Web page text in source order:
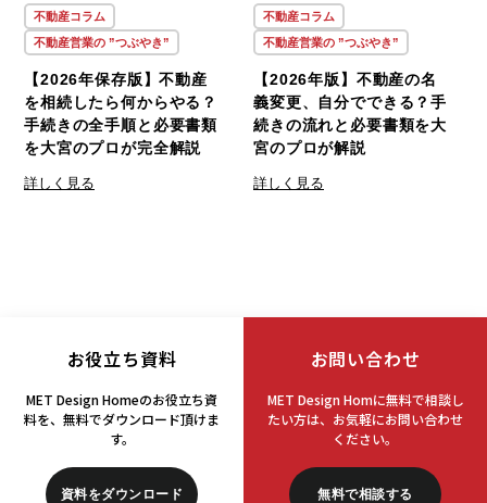
不動産コラム
不動産営業の ”つぶやき”
【2026年保存版】不動産
を相続したら何からやる？
手続きの全手順と必要書類
を大宮のプロが完全解説
詳しく見る
不動産コラム
不動産営業の ”つぶやき”
【2026年版】不動産の名
義変更、自分でできる？手
続きの流れと必要書類を大
宮のプロが解説
詳しく見る
お役立ち資料
MET Design Homeのお役立ち資
料を、 無料でダウンロード頂けま
す。
資料をダウンロード
お問い合わせ
MET Design Homに無料で相談し
たい方は、 お気軽にお問い合わせ
ください。
無料で相談する